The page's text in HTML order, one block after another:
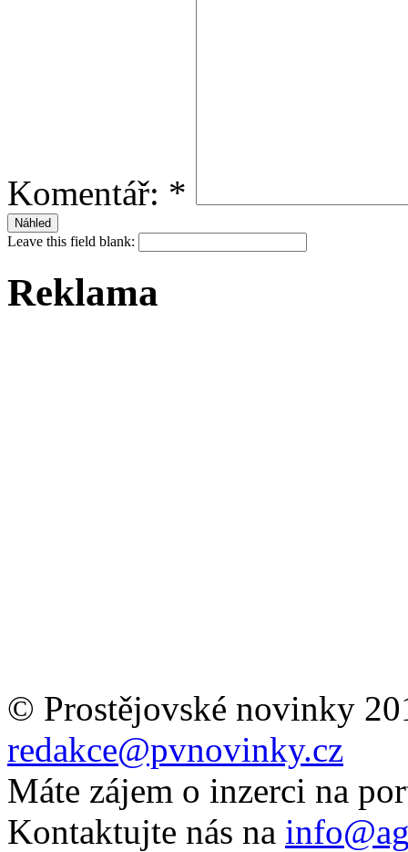
Komentář: *
Leave this field blank:
Reklama
© Prostějovské novinky
redakce@pvnovinky.cz
Máte zájem o inzerci na
Kontaktujte nás na